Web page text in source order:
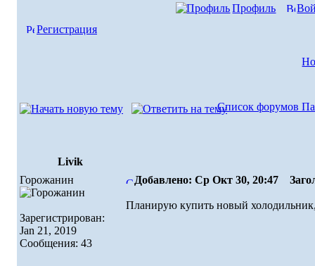
Профиль
Регистрация
Список форумов
Livik
Горожанин
Зарегистрирован:
Jan 21, 2019
Сообщения: 43
Добавлено: Ср Окт 30, 20:47
Планирую купить новый холодильник,